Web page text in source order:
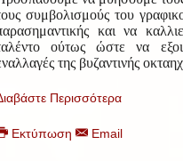
συμβολισμούς του
και να
ούτως ώστε να
της βυζαντινής
Περισσότερα
Εκτύπωση Email